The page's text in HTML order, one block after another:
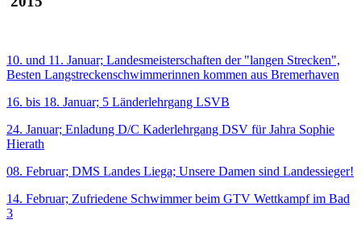
10. und 11. Januar; Landesmeisterschaften der "langen Strecken",
Besten Langstreckenschwimmerinnen kommen aus Bremerhaven
16. bis 18. Januar; 5 Länderlehrgang LSVB
24. Januar; Enladung D/C Kaderlehrgang DSV für Jahra Sophie
Hierath
08. Februar; DMS Landes Liega; Unsere Damen sind Landessieger!
14. Februar; Zufriedene Schwimmer beim GTV Wettkampf im Bad
3